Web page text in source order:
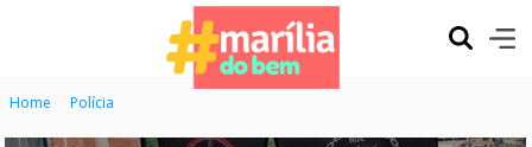
Home Polícia